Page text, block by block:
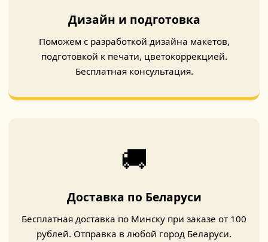
Дизайн и подготовка
Поможем с разработкой дизайна макетов,
подготовкой к печати, цветокоррекцией.
Бесплатная консультация.
🚚
Доставка по Беларуси
Бесплатная доставка по Минску при заказе от 100
рублей. Отправка в любой город Беларуси.